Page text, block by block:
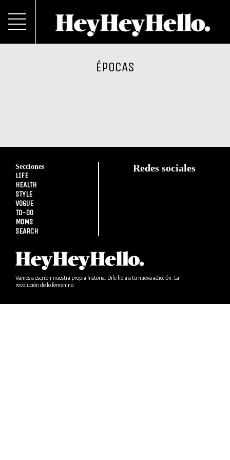
ÉPOCAS
Secciones
LIFE
HEALTH
STYLE
VOGUE
TO-DO
MOMS
SEARCH
Redes sociales
Vamos a escribir nuestra propia historia. Dile hola a tu nueva adicción. La
revolución de lo femenino.